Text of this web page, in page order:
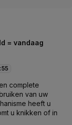
= vandaag
:55
complete
van uw
heeft u
u knikken of in